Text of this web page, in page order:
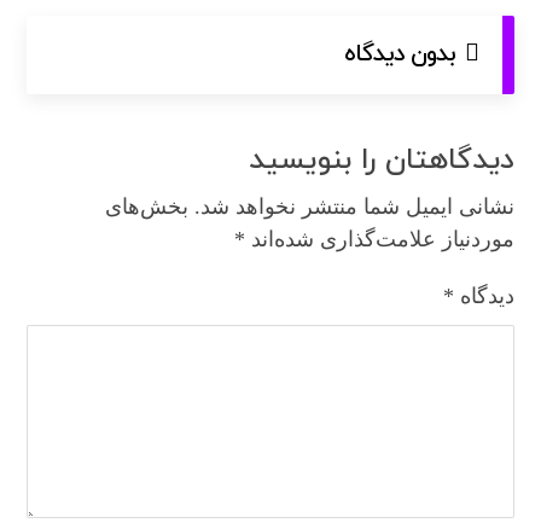
بدون دیدگاه
دیدگاهتان را بنویسید
نشانی ایمیل شما منتشر نخواهد شد. بخش‌های
موردنیاز علامت‌گذاری شده‌اند *
دیدگاه *